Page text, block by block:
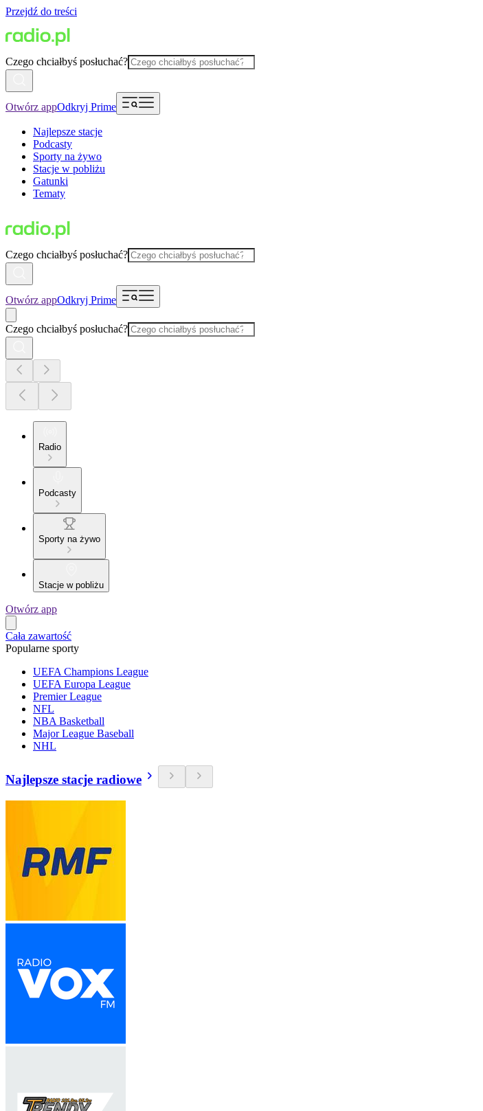
Przejdź do treści
Czego chciałbyś posłuchać?
Otwórz appOdkryj Prime
Najlepsze stacje
Podcasty
Sporty na żywo
Stacje w pobliżu
Gatunki
Tematy
Czego chciałbyś posłuchać?
Otwórz appOdkryj Prime
Czego chciałbyś posłuchać?
Radio
Podcasty
Sporty na żywo
Stacje w pobliżu
Otwórz app
Cała zawartość
Popularne sporty
UEFA Champions League
UEFA Europa League
Premier League
NFL
NBA Basketball
Major League Baseball
NHL
Najlepsze stacje radiowe